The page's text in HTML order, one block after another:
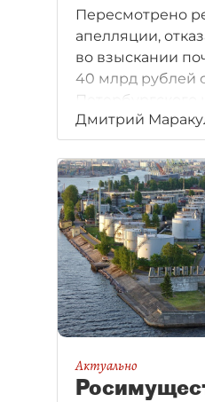
Пересмотрено
апелляции,
во взыскании
40 млрд рублей
Петербургского
терминала
Дмитрий
Актуально